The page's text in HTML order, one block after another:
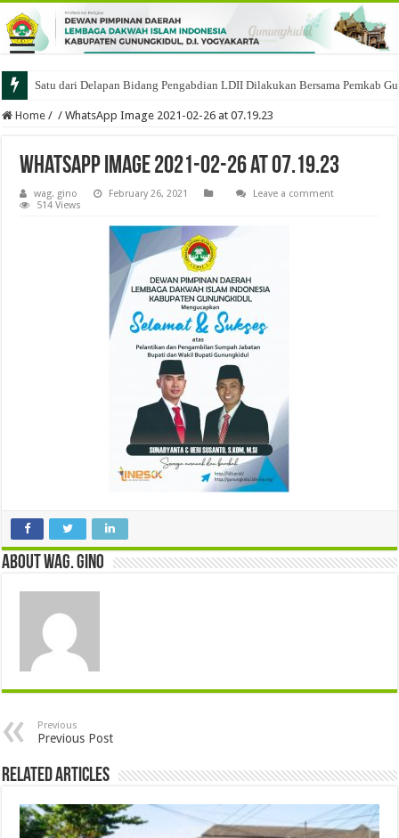
Satu dari Delapan Bidang Pengabdian LDII Dilakukan Bersama Pemkab
Home / / WhatsApp Image 2021-02-26 at 07.19.23
WhatsApp Image 2021-02-26 at 07.19.23
wag. gino February 26, 2021
Leave a comment
514 Views
About wag. gino
Previous
Previous Post
Related Articles